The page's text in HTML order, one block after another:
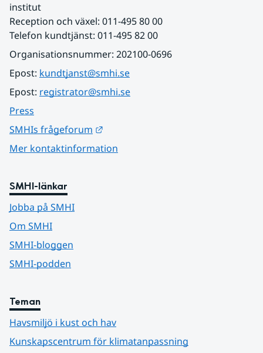
institut
Reception och växel: 011-495 80 00
Telefon kundtjänst: 011-495 82 00
Organisationsnummer: 202100-0696
Epost: kundtjanst@smhi.se
Epost: registrator@smhi.se
Press
SMHIs frågeforum
Mer kontaktinformation
SMHI-länkar
Jobba på SMHI
Om SMHI
SMHI-bloggen
SMHI-podden
Teman
Havsmiljö i kust och hav
Kunskapscentrum för klimatanpassning